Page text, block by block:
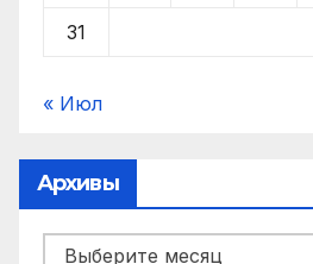
31
« Июл
Архивы
Архивы